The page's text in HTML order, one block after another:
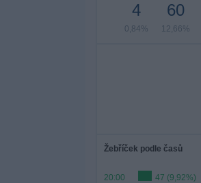
4
0,84%
60
12,66%
Žebříček podle časů
20:00
47 (9,92%)